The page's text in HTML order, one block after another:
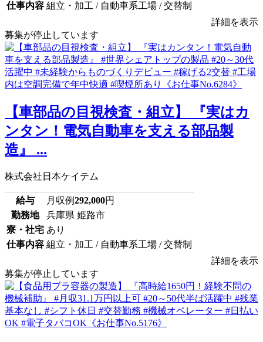
仕事内容 組立・加工 / 自動車系工場 / 交替制
詳細を表示
募集が停止しています
【車部品の目視検査・組立】 『実はカ
ンタン！電気自動車を支える部品製
造』 ...
株式会社日本ケイテム
給与 月収例292,000円
勤務地
兵庫県 姫路市
寮・社宅 あり
仕事内容 組立・加工 / 自動車系工場 / 交替制
詳細を表示
募集が停止しています